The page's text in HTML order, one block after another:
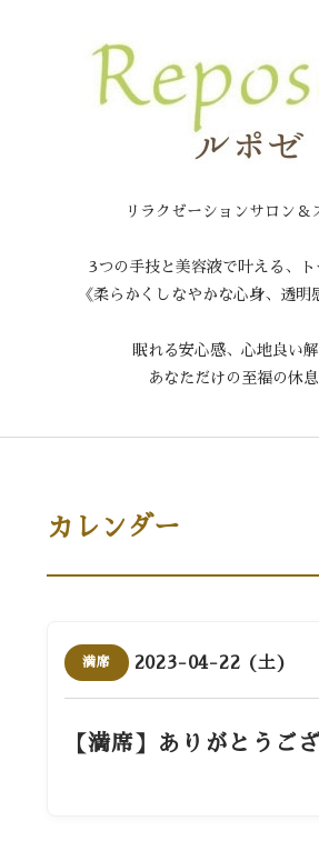
リラクゼーションサロン＆
3つの手技と美容液で叶える、ト
《柔らかくしなやかな心身、透明
眠れる安心感、心地良い解
あなただけの至福の休息
カレンダー
満席 2023-04-22 (土)
【満席】ありがとうご